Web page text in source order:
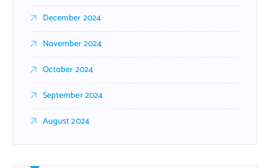
December 2024
November 2024
October 2024
September 2024
August 2024